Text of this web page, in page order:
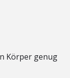
Körper genug